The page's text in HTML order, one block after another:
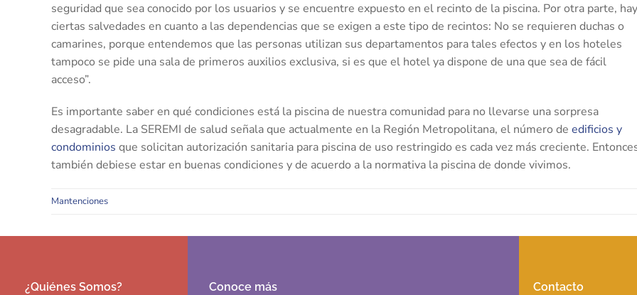
seguridad que sea conocido por los usuarios y se encuentre expuesto en el recinto de la piscina. Por otra parte, hay
ciertas salvedades en cuanto a las dependencias que se exigen a este tipo de recintos: No se requieren duchas o
camarines, porque entendemos que las personas utilizan sus departamentos para tales efectos y en los hoteles
tampoco se pide una sala de primeros auxilios exclusiva, si es que el hotel ya dispone de una que sea de fácil
acceso”.
Es importante saber en qué condiciones está la piscina de nuestra comunidad para no llevarse una sorpresa
desagradable. La SEREMI de salud señala que actualmente en la Región Metropolitana, el número de edificios y
condominios que solicitan autorización sanitaria para piscina de uso restringido es cada vez más creciente.
también debiese estar en buenas condiciones y de acuerdo a la normativa la piscina de donde vivimos.
Mantenciones
¿Quiénes Somos? Conoce más Contacto